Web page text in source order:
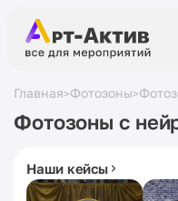
Главная>Фотозоны>
Фотозоны с с
Наши кейсы